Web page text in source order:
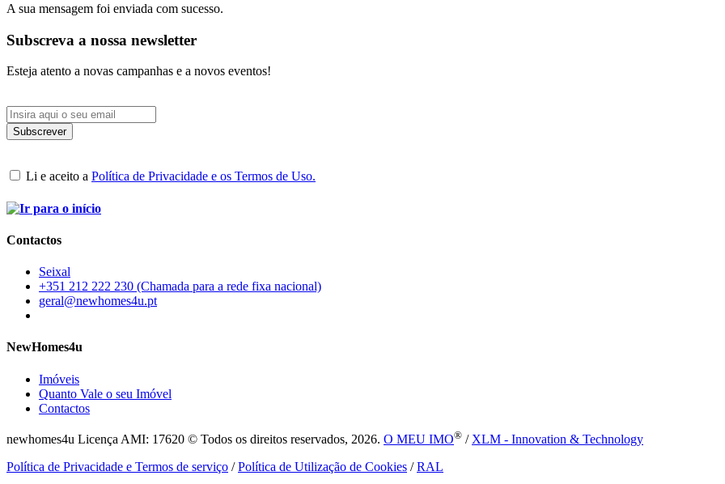
A sua mensagem foi enviada com sucesso.
Subscreva a nossa newsletter
Esteja atento a novas campanhas e a novos eventos!
Li e aceito a Política de Privacidade e os Termos de Uso.
Contactos
Seixal
+351 212 222 230 (Chamada para a rede fixa nacional)
geral@newhomes4u.pt
NewHomes4u
Imóveis
Quanto Vale o seu Imóvel
Contactos
newhomes4u Licença AMI: 17620 © Todos os direitos reservados, 2026. O MEU IMO® / XLM - Innovation & Technology
Política de Privacidade e Termos de serviço /Política de Utilização de Cookies /RAL